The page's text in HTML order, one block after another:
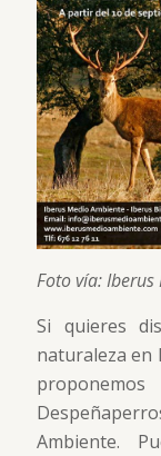
Foto vía:
Si quieres
naturaleza en
Ambiente.